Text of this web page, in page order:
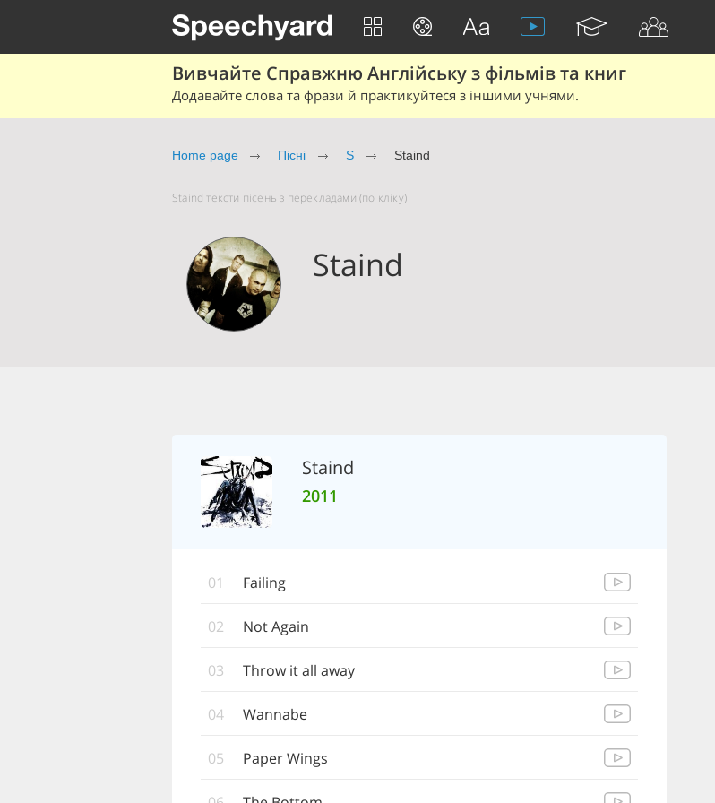
Вивчайте Справжню Англійську з фільмів та книг
Додавайте слова та фрази й практикуйтеся з іншими учнями.
Home page Пісні S Staind
Staind тексти пісень з перекладами (по кліку)
Staind
Staind
2011
01 Failing
02 Not Again
03 Throw it all away
04 Wannabe
05 Paper Wings